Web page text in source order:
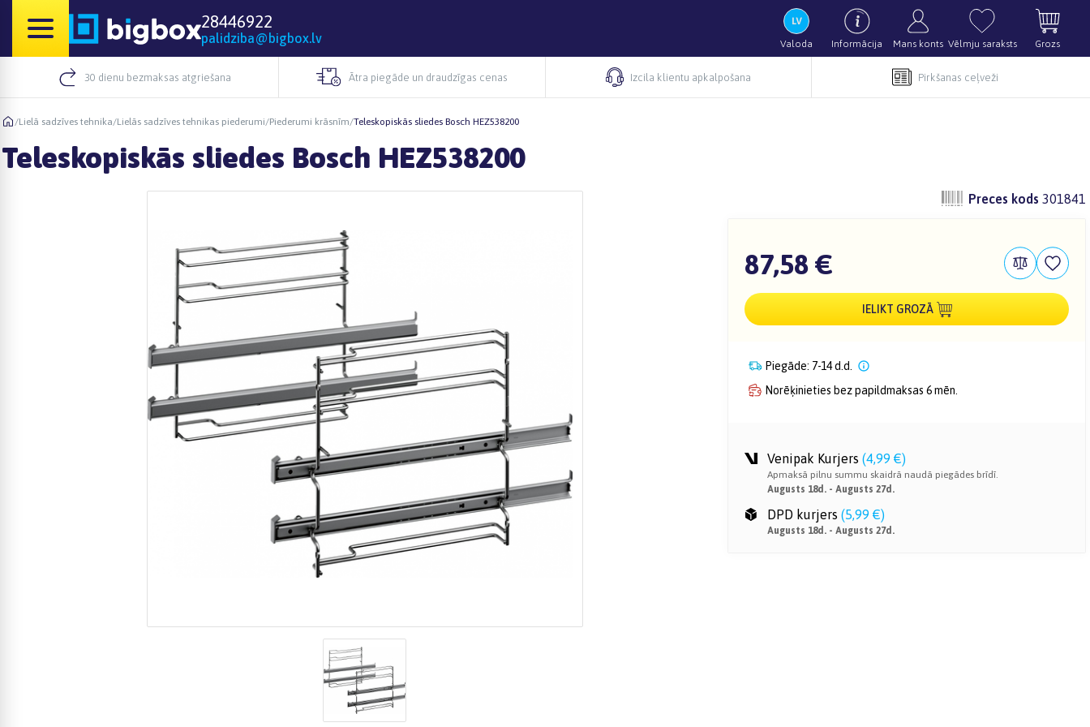
28446922
palidziba@bigbox.lv Valoda Informācija Mans konts Vēlmju saraksts Grozs
30 dienu bezmaksas atgriešana Ātra piegāde un draudzīgas cenas Izcila klientu apkalpošana Pirkšanas ceļveži
/Lielā sadzīves tehnika/Lielās sadzīves tehnikas piederumi/Piederumi krāsnīm/Teleskopiskās sliedes Bosch HEZ538200
Teleskopiskās sliedes Bosch HEZ538200
Preces kods 301841
87,58 €
IELIKT GROZĀ
Piegāde: 7-14 d.d.
Norēķinieties bez papildmaksas 6 mēn.
Venipak Kurjers (4,99 €)
Apmaksā pilnu summu skaidrā naudā piegādes brīdī.
Augusts 18d. - Augusts 27d.
DPD kurjers (5,99 €)
Augusts 18d. - Augusts 27d.